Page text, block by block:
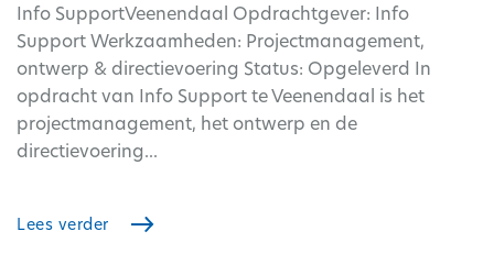
Info SupportVeenendaal Opdrachtgever: Info
Support Werkzaamheden: Projectmanagement,
ontwerp & directievoering Status: Opgeleverd In
opdracht van Info Support te Veenendaal is het
projectmanagement, het ontwerp en de
directievoering...
Lees verder